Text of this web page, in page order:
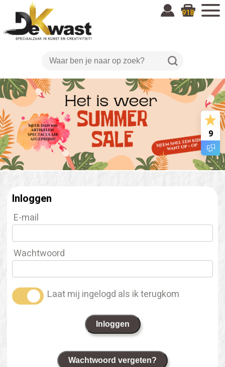
918
9
Inloggen
E-mail
Wachtwoord
Laat mij ingelogd als ik terugkom
Inloggen
Wachtwoord vergeten?